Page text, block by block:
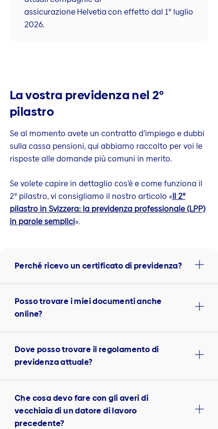
assicurazione Helvetia con effetto dal 1° luglio
2026.
La vostra previdenza nel 2°
pilastro
Se al momento avete un contratto d’impiego e dubbi
sulla cassa pensioni, qui abbiamo raccolto per voi le
risposte alle domande più comuni in merito.
Se volete capire in dettaglio cos’è e come funziona il
2° pilastro, vi consigliamo il nostro articolo «Il 2°
pilastro in Svizzera: la previdenza professionale (LPP)
in parole semplici».
Perché ricevo un certificato di previdenza?
Posso trovare i miei documenti anche
online?
Dove posso trovare il regolamento di
previdenza attuale?
Che cosa devo fare con gli averi di
vecchiaia di un datore di lavoro
precedente?